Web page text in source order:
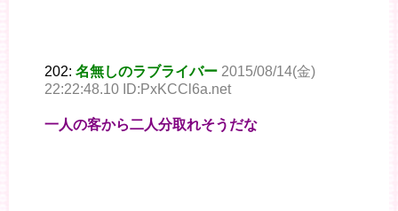
202: 名無しのラブライバー 2015/08/14(金)
22:22:48.10 ID:PxKCCl6a.net
一人の客から二人分取れそうだな